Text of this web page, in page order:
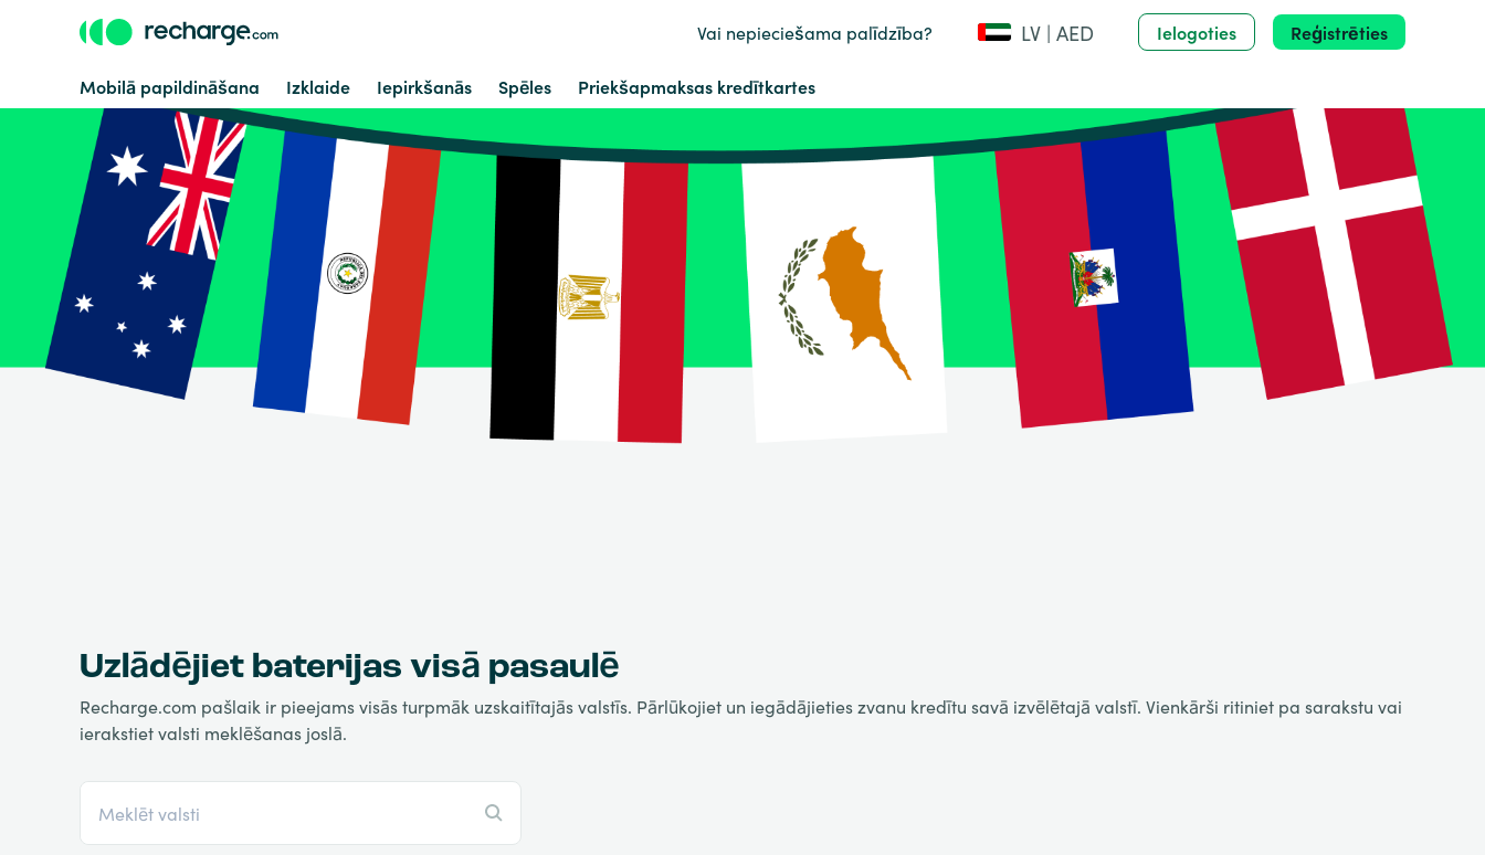
Vai nepieciešama palīdzība? LV | AED Ielogoties Reģistrēties
Mobilā papildināšana Izklaide Iepirkšanās Spēles Priekšapmaksas kredītkartes
Uzlādējiet baterijas visā pasaulē
Recharge.com pašlaik ir pieejams visās turpmāk uzskaitītajās valstīs. Pārlūkojiet un iegādājieties zvanu kredītu savā izvēlētajā valstī. Vienkārši ritiniet pa sarakstu vai
ierakstiet valsti meklēšanas joslā.